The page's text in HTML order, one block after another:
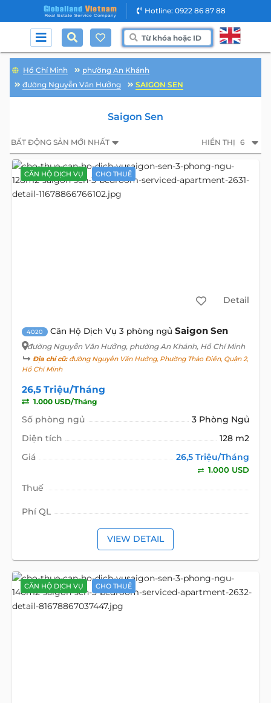
Hotline: 0922 86 87 88
Hồ Chí Minh
phường An Khánh
đường Nguyễn Văn Hưởng
SAIGON SEN
Saigon Sen
BẤT ĐỘNG SẢN MỚI NHẤT HIỂN THỊ 6
CĂN HỘ DỊCH VỤ CHO THUÊ
Detail
4020 Căn Hộ Dịch Vụ 3 phòng ngủ Saigon Sen
đường Nguyễn Văn Hưởng, phường An Khánh, Hồ Chí Minh
Địa chỉ cũ:đường Nguyễn Văn Hưởng, Phường Thảo Điền, Quận 2,
Hồ Chí Minh
26,5 Triệu/Tháng
1.000 USD/Tháng
Số phòng ngủ
3 Phòng Ngủ
Diện tích
128 m2
Giá
26,5 Triệu/Tháng
1.000 USD
Thuế
Phí QL
VIEW DETAIL
CĂN HỘ DỊCH VỤ CHO THUÊ